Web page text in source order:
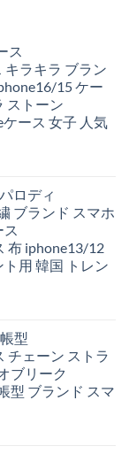
ス
ラキラ ブラン
15 ケー
ストーン
ース 女子 人気
ロディ
ブランド スマホ
ス
布 iphone13/12
用 韓国 トレン
型
チェーン ストラ
ブリーク
型 ブランド スマ